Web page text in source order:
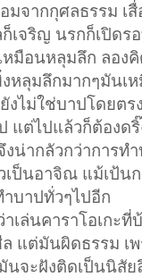
อมจากกุศลธรรม
เจริญ นรกก็เปิด
หมือนหลุมลึก ลอ
หลุมลึกมากๆมันเ
ไม่ใช่บาปโดยตร
แต่ไปแล้วก็ต้องด
น่ากลัวกว่าการท
ป็นอาจิณ แม้เป้น
บาปทั่วๆไปอีก
เล่นคาราโอเกะ
แต่มันผิดธรรม เ
นจะฝังติดเป็นนิสั